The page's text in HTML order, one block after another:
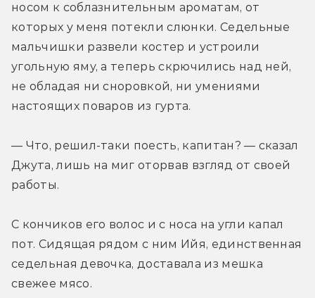
носом к соблазнительным ароматам, от
которых у меня потекли слюнки. Седельные
мальчишки развели костер и устроили
угольную яму, а теперь скрючились над ней,
не обладая ни сноровкой, ни умениями
настоящих поваров из гурта.
— Что, решил-таки поесть, капитан? — сказал
Джута, лишь на миг оторвав взгляд от своей
работы.
С кончиков его волос и с носа на угли капал
пот. Сидящая рядом с ним Ийя, единственная
седельная девочка, доставала из мешка
свежее мясо.